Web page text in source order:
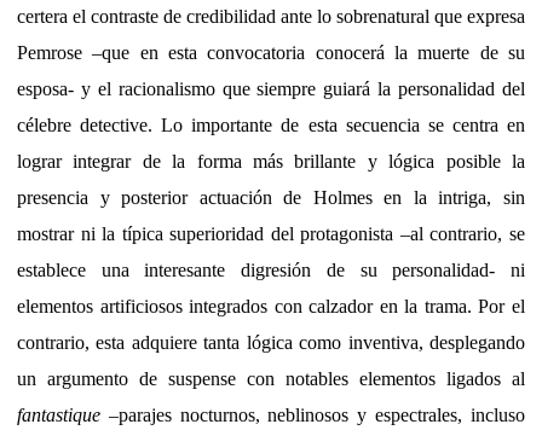
certera el contraste de credibilidad ante lo sobrenatural que expresa
Pemrose –que en esta convocatoria conocerá la muerte de su
esposa- y el racionalismo que siempre guiará la personalidad del
célebre detective. Lo importante de esta secuencia se centra en
lograr integrar de la forma más brillante y lógica posible la
presencia y posterior actuación de Holmes en la intriga, sin
mostrar ni la típica superioridad del protagonista –al contrario, se
establece una interesante digresión de su personalidad- ni
elementos artificiosos integrados con calzador en la trama. Por el
contrario, esta adquiere tanta lógica como inventiva, desplegando
un argumento de suspense con notables elementos ligados al
fantastique –parajes nocturnos, neblinosos y espectrales, incluso